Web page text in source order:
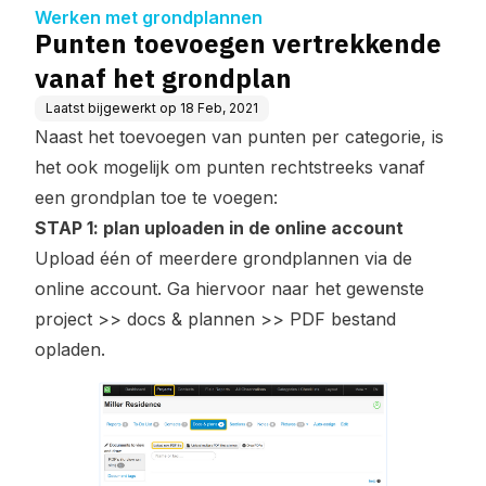
Werken met grondplannen
Punten toevoegen vertrekkende
vanaf het grondplan
Laatst bijgewerkt op 18 Feb, 2021
Naast het toevoegen van punten per categorie, is
het ook mogelijk om punten rechtstreeks vanaf
een grondplan toe te voegen:
STAP 1: plan uploaden in de online account
Upload één of meerdere grondplannen via de
online account. Ga hiervoor naar het gewenste
project >> docs & plannen >> PDF bestand
opladen.